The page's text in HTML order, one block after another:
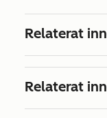
Relaterat
Relaterat